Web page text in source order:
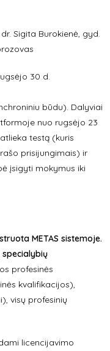
Sigita Burokienė, gyd.
30 d.
būdu). Dalyviai
nuo rugsėjo 23
testą (kuris
prisijungimais) ir
įsigyti mokymus iki
METAS sistemoje.
profesinės
kvalifikacijos),
visų profesinių
licencijavimo